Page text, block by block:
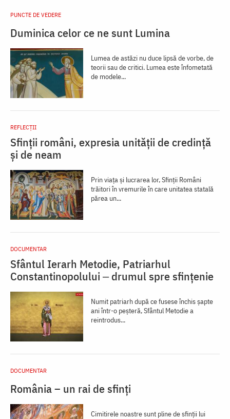
PUNCTE DE VEDERE
Duminica celor ce ne sunt Lumina
Lumea de astăzi nu duce lipsă de vorbe, de
teorii sau de critici. Lumea este înfometată
de modele...
REFLECȚII
Sfinții români, expresia unității de credință
și de neam
Prin viața și lucrarea lor, Sfinții Români
trăitori în vremurile în care unitatea statală
părea un...
DOCUMENTAR
Sfântul Ierarh Metodie, Patriarhul
Constantinopolului ‒ drumul spre sfințenie
Numit patriarh după ce fusese închis șapte
ani într-o peșteră, Sfântul Metodie a
reintrodus...
DOCUMENTAR
România – un rai de sfinți
Cimitirele noastre sunt pline de sfinții lui